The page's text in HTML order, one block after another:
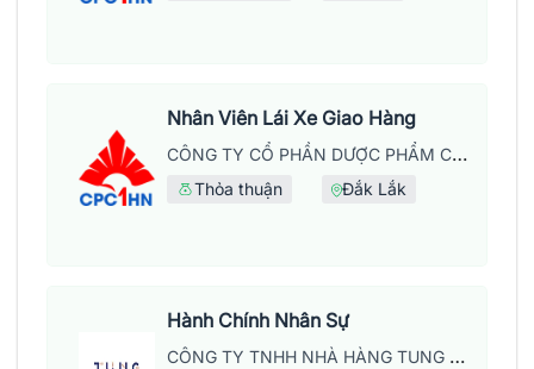
Nhân Viên Lái Xe Giao Hàng
CÔNG TY CỔ PHẦN DƯỢC PHẨM CPC1 HÀ NỘI
Thỏa thuận Đắk Lắk
Hành Chính Nhân Sự
CÔNG TY TNHH NHÀ HÀNG TUNG DINING